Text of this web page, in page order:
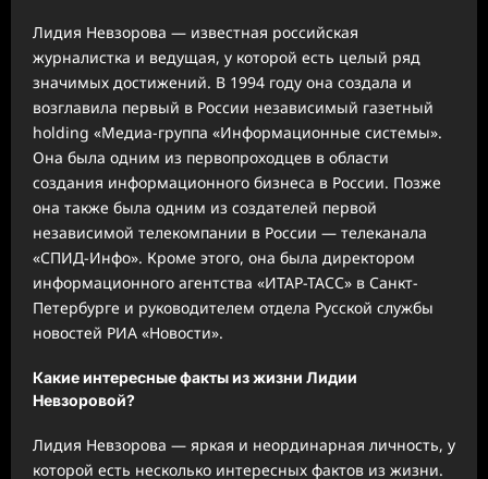
Лидия Невзорова — известная российская
журналистка и ведущая, у которой есть целый ряд
значимых достижений. В 1994 году она создала и
возглавила первый в России независимый газетный
holding «Медиа-группа «Информационные системы».
Она была одним из первопроходцев в области
создания информационного бизнеса в России. Позже
она также была одним из создателей первой
независимой телекомпании в России — телеканала
«СПИД-Инфо». Кроме этого, она была директором
информационного агентства «ИТАР-ТАСС» в Санкт-
Петербурге и руководителем отдела Русской службы
новостей РИА «Новости».
Какие интересные факты из жизни Лидии
Невзоровой?
Лидия Невзорова — яркая и неординарная личность, у
которой есть несколько интересных фактов из жизни.